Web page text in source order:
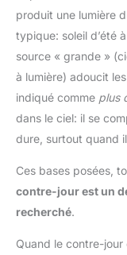
produit une lumière
typique: soleil d’été
source « grande »
à lumière) adoucit
indiqué comme plus
dans le ciel: il se
dure, surtout quand
Ces bases posées,
contre-jour est un
recherché.
Quand le contre-